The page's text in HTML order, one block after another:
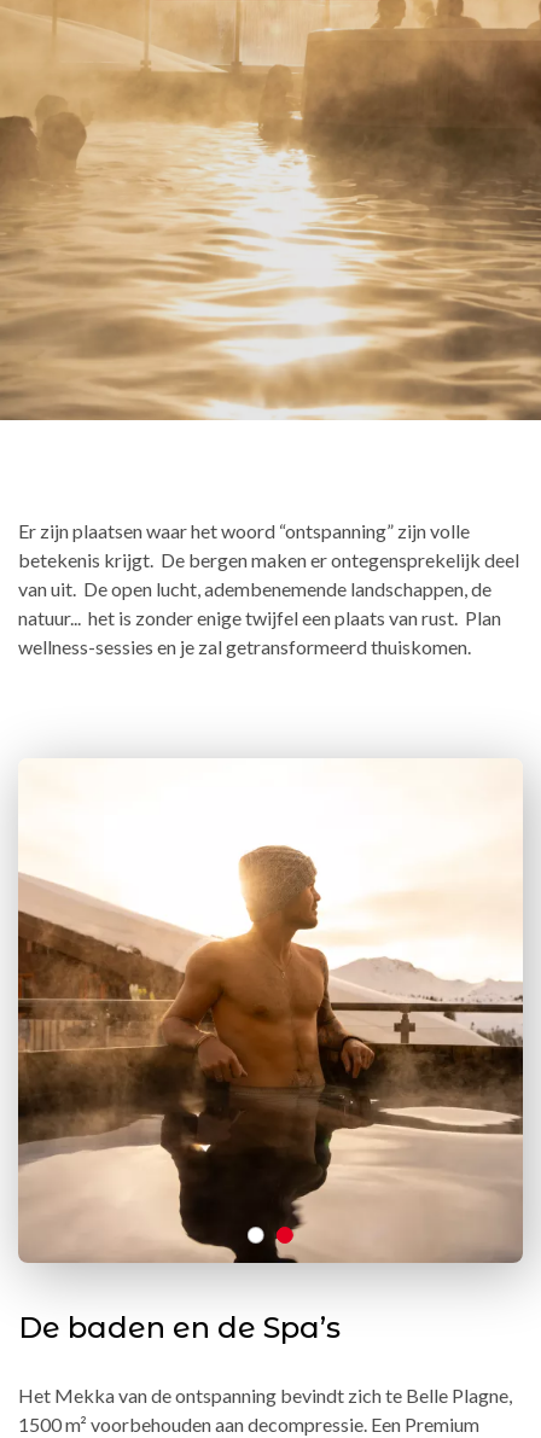
Er zijn plaatsen waar het woord “ontspanning” zijn volle
betekenis krijgt. De bergen maken er ontegensprekelijk deel
van uit. De open lucht, adembenemende landschappen, de
natuur... het is zonder enige twijfel een plaats van rust. Plan
wellness-sessies en je zal getransformeerd thuiskomen.
De baden en de Spa’s
Het Mekka van de ontspanning bevindt zich te Belle Plagne,
1500 m² voorbehouden aan decompressie. Een Premium